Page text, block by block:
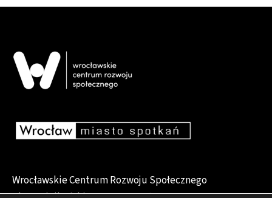
Wrocławskie Centrum Rozwoju Społecznego